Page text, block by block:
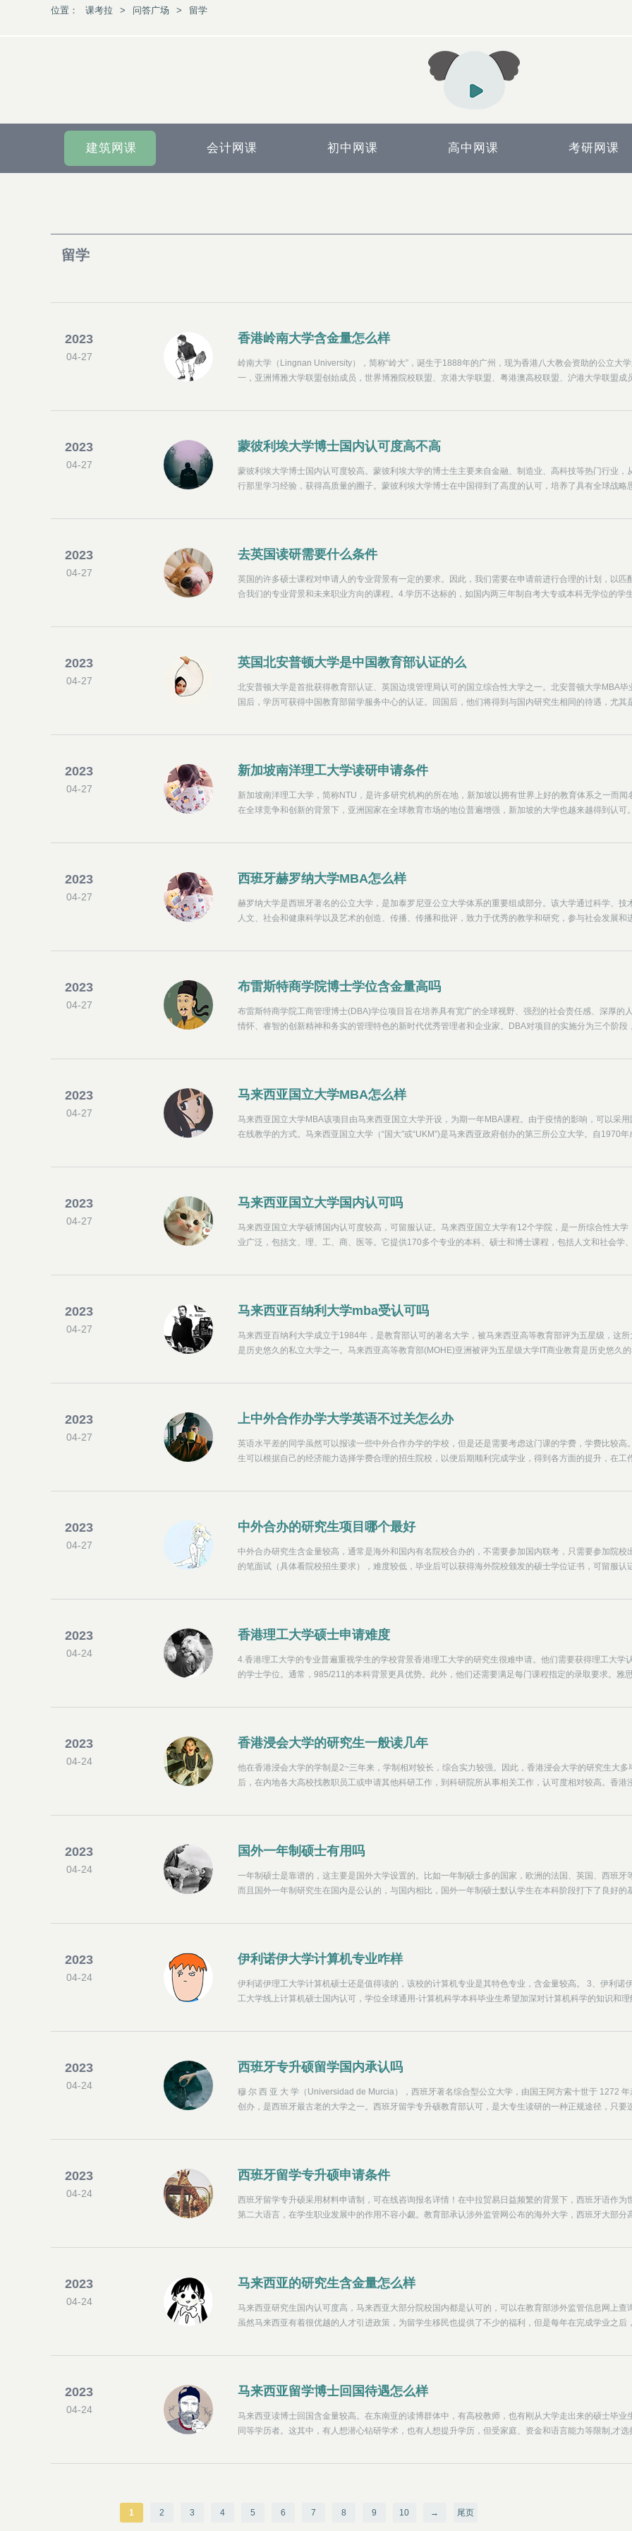
位置： 课考拉 > 问答广场 > 留学
建筑网课 会计网课 初中网课 高中网课 考研网课
留学
2023
04-27
香港岭南大学含金量怎么样
岭南大学（Lingnan University），简称“岭大”，诞生于1888年的广州，现为香港八大教会资助的公立大学
一，亚洲博雅大学联盟创始成员，世界博雅院校联盟、京港大学联盟、粤港澳高校联盟、沪港大学联盟成
2023
04-27
蒙彼利埃大学博士国内认可度高不高
蒙彼利埃大学博士国内认可度较高。蒙彼利埃大学的博士生主要来自金融、制造业、高科技等热门行业，
行那里学习经验，获得高质量的圈子。蒙彼利埃大学博士在中国得到了高度的认可，培养了具有全球战略
2023
04-27
去英国读研需要什么条件
英国的许多硕士课程对申请人的专业背景有一定的要求。因此，我们需要在申请前进行合理的计划，以匹
合我们的专业背景和未来职业方向的课程。4.学历不达标的，如国内两三年制自考大专或本科无学位的学
2023
04-27
英国北安普顿大学是中国教育部认证的么
北安普顿大学是首批获得教育部认证、英国边境管理局认可的国立综合性大学之一。北安普顿大学MBA毕
国后，学历可获得中国教育部留学服务中心的认证。回国后，他们将得到与国内研究生相同的待遇，尤其
2023
04-27
新加坡南洋理工大学读研申请条件
新加坡南洋理工大学，简称NTU，是许多研究机构的所在地，新加坡以拥有世界上好的教育体系之一而闻
在全球竞争和创新的背景下，亚洲国家在全球教育市场的地位普遍增强，新加坡的大学也越来越得到认可
2023
04-27
西班牙赫罗纳大学MBA怎么样
赫罗纳大学是西班牙著名的公立大学，是加泰罗尼亚公立大学体系的重要组成部分。该大学通过科学、技
人文、社会和健康科学以及艺术的创造、传播、传播和批评，致力于优秀的教学和研究，参与社会发展和
2023
04-27
布雷斯特商学院博士学位含金量高吗
布雷斯特商学院工商管理博士(DBA)学位项目旨在培养具有宽广的全球视野、强烈的社会责任感、深厚的
情怀、睿智的创新精神和务实的管理特色的新时代优秀管理者和企业家。DBA对项目的实施分为三个阶段
2023
04-27
马来西亚国立大学MBA怎么样
马来西亚国立大学MBA该项目由马来西亚国立大学开设，为期一年MBA课程。由于疫情的影响，可以采用
在线教学的方式。马来西亚国立大学（“国大”或“UKM”)是马来西亚政府创办的第三所公立大学。自1970年
2023
04-27
马来西亚国立大学国内认可吗
马来西亚国立大学硕博国内认可度较高，可留服认证。马来西亚国立大学有12个学院，是一所综合性大学
业广泛，包括文、理、工、商、医等。它提供170多个专业的本科、硕士和博士课程，包括人文和社会学
2023
04-27
马来西亚百纳利大学mba受认可吗
马来西亚百纳利大学成立于1984年，是教育部认可的著名大学，被马来西亚高等教育部评为五星级，这所
是历史悠久的私立大学之一。马来西亚高等教育部(MOHE)亚洲被评为五星级大学IT商业教育是历史悠久
2023
04-27
上中外合作办学大学英语不过关怎么办
英语水平差的同学虽然可以报读一些中外合作办学的学校，但是还是需要考虑这门课的学费，学费比较高
生可以根据自己的经济能力选择学费合理的招生院校，以便后期顺利完成学业，得到各方面的提升，在工
2023
04-27
中外合办的研究生项目哪个最好
中外合办研究生含金量较高，通常是海外和国内有名院校合办的，不需要参加国内联考，只需要参加院校
的笔面试（具体看院校招生要求），难度较低，毕业后可以获得海外院校颁发的硕士学位证书，可留服认
2023
04-24
香港理工大学硕士申请难度
4.香港理工大学的专业普遍重视学生的学校背景香港理工大学的研究生很难申请。他们需要获得理工大学
的学士学位。通常，985/211的本科背景更具优势。此外，他们还需要满足每门课程指定的录取要求。雅
2023
04-24
香港浸会大学的研究生一般读几年
他在香港浸会大学的学制是2~三年来，学制相对较长，综合实力较强。因此，香港浸会大学的研究生大多
后，在内地各大高校找教职员工或申请其他科研工作，到科研院所从事相关工作，认可度相对较高。香港
年世界青年大学
2023
04-24
国外一年制硕士有用吗
一年制硕士是靠谱的，这主要是国外大学设置的。比如一年制硕士多的国家，欧洲的法国、英国、西班牙
而且国外一年制研究生在国内是公认的，与国内相比，国外一年制硕士默认学生在本科阶段打下了良好的
2023
04-24
伊利诺伊大学计算机专业咋样
伊利诺伊理工大学计算机硕士还是值得读的，该校的计算机专业是其特色专业，含金量较高。 3、伊利诺
工大学线上计算机硕士国内认可，学位全球通用-计算机科学本科毕业生希望加深对计算机科学的知识和理
2023
04-24
西班牙专升硕留学国内承认吗
穆 尔 西 亚 大 学（Universidad de Murcia），西班牙著名综合型公立大学，由国王阿方索十世于 1272 年
创办，是西班牙最古老的大学之一。西班牙留学专升硕教育部认可，是大专生读研的一种正规途径，只要
2023
04-24
西班牙留学专升硕申请条件
西班牙留学专升硕采用材料申请制，可在线咨询报名详情！在中拉贸易日益频繁的背景下，西班牙语作为
第二大语言，在学生职业发展中的作用不容小觑。教育部承认涉外监管网公布的海外大学，西班牙大部分
2023
04-24
马来西亚的研究生含金量怎么样
马来西亚研究生国内认可度高，马来西亚大部分院校国内都是认可的，可以在教育部涉外监管信息网上查
虽然马来西亚有着很优越的人才引进政策，为留学生移民也提供了不少的福利，但是每年在完成学业之后
2023
04-24
马来西亚留学博士回国待遇怎么样
马来西亚读博士回国含金量较高。在东南亚的读博群体中，有高校教师，也有刚从大学走出来的硕士毕业
同等学历者。这其中，有人想潜心钻研学术，也有人想提升学历，但受家庭、资金和语言能力等限制,才选
1 2 3 4 5 6 7 8 9 10 → 尾页